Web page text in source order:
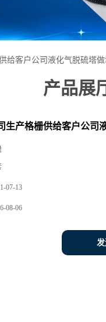
给客户公司液化气脱硫塔
产品展
生产格栅供给客户公司
07-13
08-06